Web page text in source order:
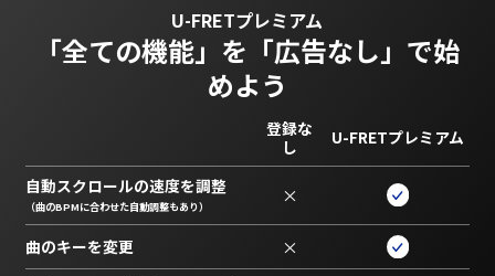
U-FRETプレミアム
「全ての機能」を 「広告なし」で始
めよう
登録な
し
U-FRETプレミアム
自動スクロールの速度を調整
（曲のBPMに合わせた自動調整もあり） ×
曲のキーを変更 ×